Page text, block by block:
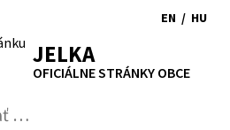
Zvýšiť
kontrast
písmapísma
EN
to
/ HU
JELKA
OFICIÁLNE STRÁNKY OBCE